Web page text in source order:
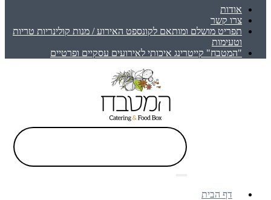
אודות
צרו קשר
תפריט מושלם ומותאם לקונספט האירוע / מנות קולינריות טריות
וטעימות
"המטבח" קייטרינג איכותי לאירועים עסקיים ופרטיים
דף הבית